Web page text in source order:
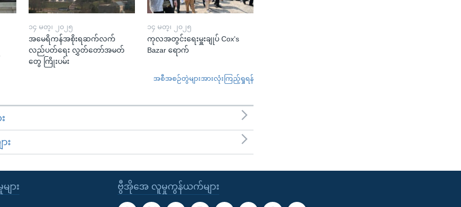
၁၄ မတ္၊ ၂၀၂၅
အမေရိကန်အစိုးရဆက်လက်
လည်ပတ်ရေး လွှတ်တော်အမတ်
တွေ ကြိုးပမ်း
၁၄ မတ္၊ ၂၀၂၅
ကုလအတွင်းရေးမှူးချုပ် Cox's
Bazar ရောက်
အစီအစဉ်တွဲများအားလုံးကြည့်ရှုရန်
း
ဗွီအိုအေ လူမှုကွန်ယက်များ
ျား